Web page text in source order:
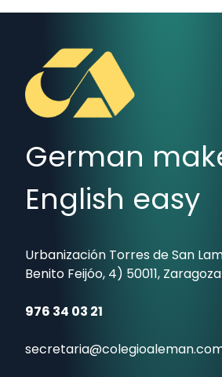
German
English easy
Urbanización Torres de San
Benito Feijóo, 4) 50011, Zaragoza
976 34 03 21